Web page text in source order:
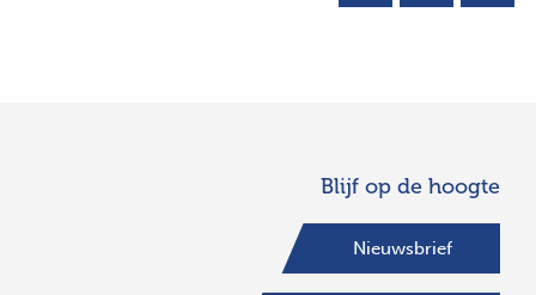
Blijf op de hoogte
Nieuwsbrief